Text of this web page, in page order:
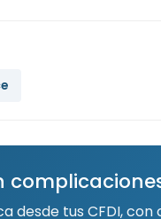
desde tus CFDI, con